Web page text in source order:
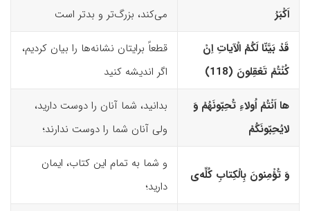
اَکْبَرُ
می‌کند، بزرگ‌تر و بدتر است
قَدْ بَیَّنّا لَکُمُ الْآیاتِ اِنْ
کُنْتُمْ تَعْقِلونَ (118)‏
قطعاً برایتان نشانه‌ها را بیان کردیم،
اگر اندیشه کنید
ها اَنْتُمْ اُولاءِ تُحِبّونَهُمْ وَ
لایُحِبّونَکُمْ
بدانید، شما آنان را دوست دارید،
ولی آنان شما را دوست ندارند؛
وَ تُؤْمِنونَ بِالْکِتابِ کُلِّه‌ى
و شما به تمام این کتاب‌، ایمان
دارید؛